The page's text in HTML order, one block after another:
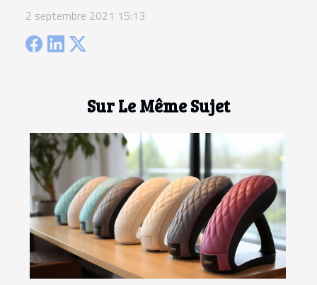
Sur Le Même Sujet
2 septembre 2021 15:13